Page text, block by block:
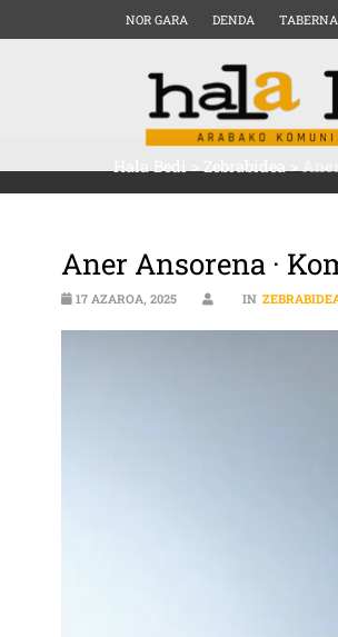
NOR GARA DENDA TABERNA
Hala Bedi>Zebrabidea>
Aner Ansorena ·
17 AZAROA, 2025 IN